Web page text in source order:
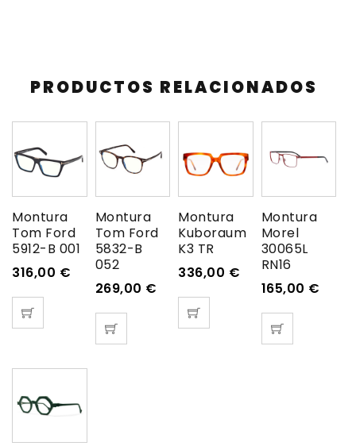
PRODUCTOS RELACIONADOS
Montura
Tom Ford
5912-B 001
316,00 €
Montura
Tom Ford
5832-B
052
269,00 €
Montura
Kuboraum
K3 TR
336,00 €
Montura
Morel
30065L
RN16
165,00 €